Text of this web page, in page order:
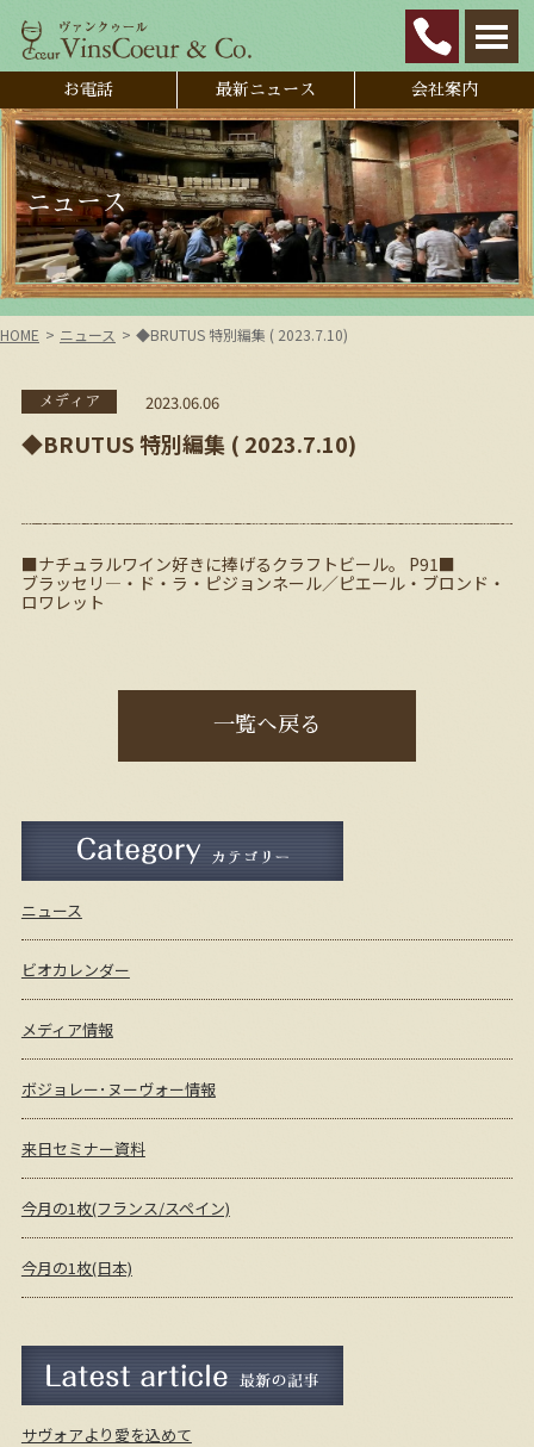
お電話 最新ニュース 会社案内
ニュース
HOME ニュース ◆BRUTUS 特別編集 ( 2023.7.10)
メディア 2023.06.06
◆BRUTUS 特別編集 ( 2023.7.10)
■ナチュラルワイン好きに捧げるクラフトビール。 P91■
ブラッセリ―・ド・ラ・ピジョンネール／ピエール・ブロンド・
ロワレット
一覧へ戻る
ニュース
ビオカレンダー
メディア情報
ボジョレー･ヌーヴォー情報
来日セミナー資料
今月の1枚(フランス/スペイン)
今月の1枚(日本)
最新の記事
サヴォアより愛を込めて